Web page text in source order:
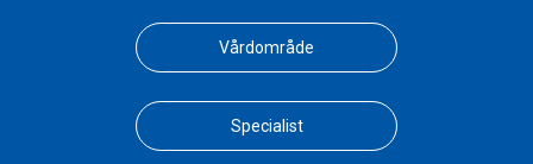
Vårdområde
Specialist